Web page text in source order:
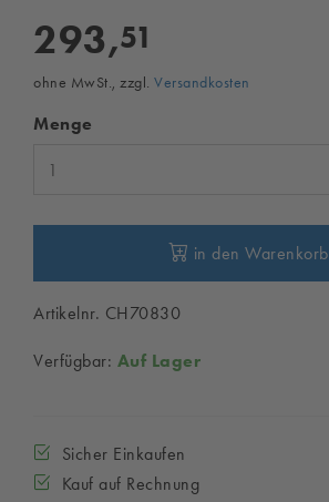
293,51
ohne MwSt., zzgl. Versandkosten
Menge
in den Warenkorb
Artikelnr. CH70830
Verfügbar: Auf Lager
Sicher Einkaufen
Kauf auf Rechnung